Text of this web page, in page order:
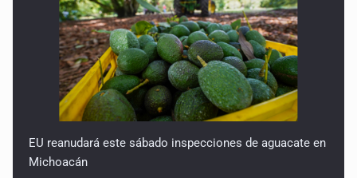
EU reanudará este sábado inspecciones de aguacate en
Michoacán